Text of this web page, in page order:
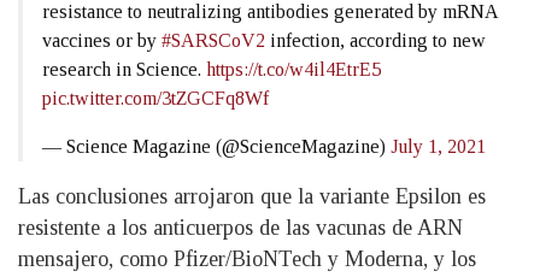
resistance to neutralizing antibodies generated by mRNA
vaccines or by #SARSCoV2 infection, according to new
research in Science. https://t.co/w4il4EtrE5
pic.twitter.com/3tZGCFq8Wf
— Science Magazine (@ScienceMagazine) July 1, 2021
Las conclusiones arrojaron que la variante Epsilon es
resistente a los anticuerpos de las vacunas de ARN
mensajero, como Pfizer/BioNTech y Moderna, y los